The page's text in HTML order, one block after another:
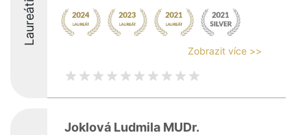
Laureáti
Zobrazit více >>
Joklová Ludmila MUDr.